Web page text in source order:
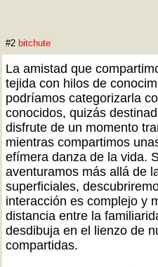
#2 bitchute
La amistad que
tejida con hilos de
podríamos categorizarla
conocidos, quizás
disfrute de un momento
mientras compartimos
efímera danza de la vida.
aventuramos más allá de
superficiales,
interacción es complejo y
distancia entre la
desdibuja en el lienzo de
compartidas.